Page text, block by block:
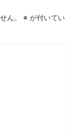
ん。 ※ が付いてい